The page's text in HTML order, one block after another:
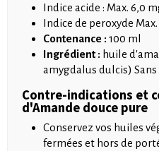
Indice acide : Max. 6,0
Indice de peroxyde
Contenance : 100 ml
Ingrédient : huile
amygdalus dulcis)
Contre-indications et
d'Amande douce pure
Conservez vos huiles
fermées et hors de